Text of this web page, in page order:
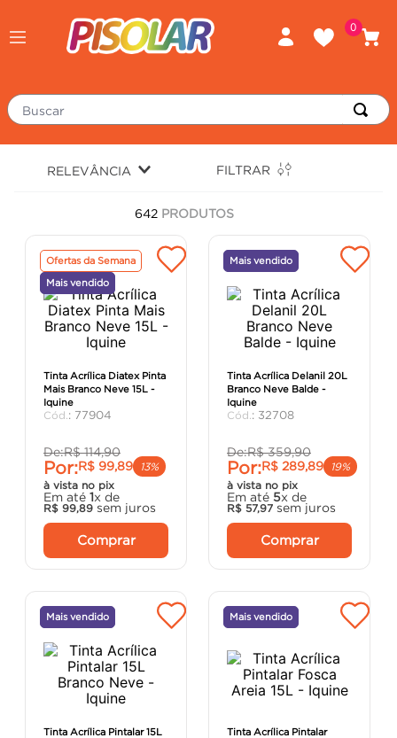
0
Buscar
RELEVÂNCIA FILTRAR
642 PRODUTOS
Ofertas da Semana
Mais vendido
Tinta Acrílica Diatex Pinta
Mais Branco Neve 15L -
Iquine
: 77904
De:R$ 114,90
Por:R$ 99,89
13%
à vista no pix
Em até 1x de
R$ 99,89 sem juros
Comprar
Mais vendido
Tinta Acrílica Delanil 20L
Branco Neve Balde -
Iquine
: 32708
De:R$ 359,90
Por:R$ 289,89
19%
à vista no pix
Em até 5x de
R$ 57,97 sem juros
Comprar
Mais vendido
Tinta Acrílica Pintalar 15L
Mais vendido
Tinta Acrílica Pintalar
º revestimento
º tinta
massa corrida
chuveiro
argamassa
porta
º cadeira